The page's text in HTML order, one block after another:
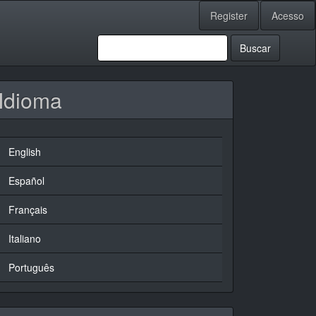
Register Acesso
Buscar
Idioma
English
Español
Français
Italiano
Português